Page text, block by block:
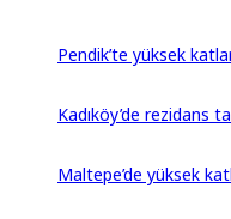
Pendik’te yüksek
Kadıköy’de rezidans
Maltepe’de yüksek